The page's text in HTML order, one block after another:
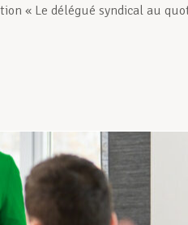
« Le délégué syndical au